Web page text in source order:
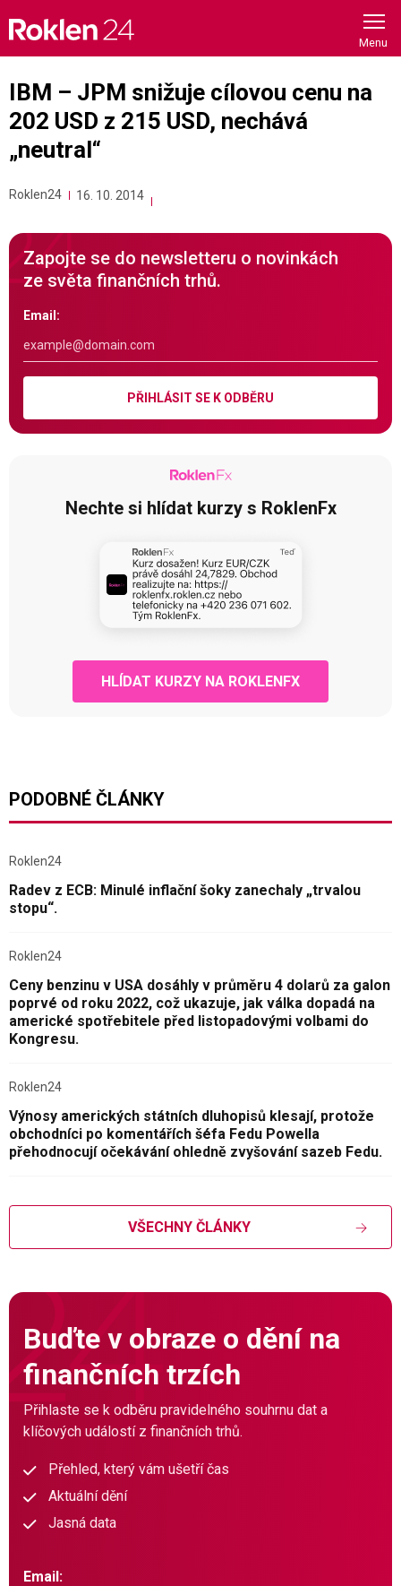
content
IBM – JPM snižuje cílovou cenu na
202 USD z 215 USD, nechává
„neutral“
Roklen24 16. 10. 2014
Zapojte se do newsletteru o novinkách
ze světa finančních trhů.
Email:
PŘIHLÁSIT SE K ODBĚRU
Nechte si hlídat kurzy s RoklenFx
HLÍDAT KURZY NA ROKLENFX
PODOBNÉ ČLÁNKY
Roklen24
Radev z ECB: Minulé inflační šoky zanechaly „trvalou
stopu“.
Roklen24
Ceny benzinu v USA dosáhly v průměru 4 dolarů za galon
poprvé od roku 2022, což ukazuje, jak válka dopadá na
americké spotřebitele před listopadovými volbami do
Kongresu.
Roklen24
Výnosy amerických státních dluhopisů klesají, protože
obchodníci po komentářích šéfa Fedu Powella
přehodnocují očekávání ohledně zvyšování sazeb Fedu.
VŠECHNY ČLÁNKY
Buďte v obraze o dění na
finančních trzích
Přihlaste se k odběru pravidelného souhrnu dat a
klíčových událostí z finančních trhů.
Přehled, který vám ušetří čas
Aktuální dění
Jasná data
Email: